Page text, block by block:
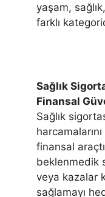
yaşam,
farklı
Sağlık
Finansal
Sağlık
finansal
beklenmedik
veya kazalar
sağlamayı